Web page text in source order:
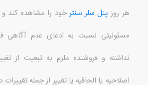
هر روز پنل سلر سنترخود را مشاهده کند
مسئولیتی نسبت به ادعای عدم آگاهی
نداشته و فروشنده ملزم به تبعیت از
اصلاحیه یا الحاقیه یا تغییر از جمله